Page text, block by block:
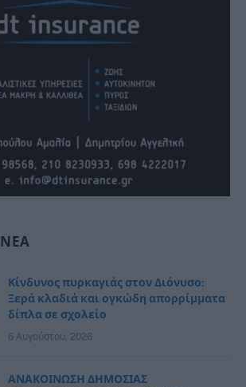
ΝΈΑ
Κίνδυνος πυρκαγιάς στον Διόνυσο:
Ξερά κλαδιά και ογκώδη απορρίμματα
δίπλα σε σχολείο
6 Αυγούστου, 2026
ΑΝΑΚΟΙΝΩΣΗ ΔΗΜΟΣΙΑΣ